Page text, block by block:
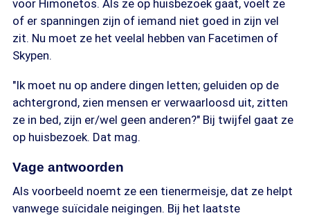
voor Himonetos. Als ze op huisbezoek gaat, voelt ze
of er spanningen zijn of iemand niet goed in zijn vel
zit. Nu moet ze het veelal hebben van Facetimen of
Skypen.
"Ik moet nu op andere dingen letten; geluiden op de
achtergrond, zien mensen er verwaarloosd uit, zitten
ze in bed, zijn er/wel geen anderen?" Bij twijfel gaat ze
op huisbezoek. Dat mag.
Vage antwoorden
Als voorbeeld noemt ze een tienermeisje, dat ze helpt
vanwege suïcidale neigingen. Bij het laatste